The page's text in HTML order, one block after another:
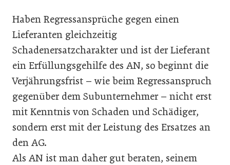
Haben Regressansprüche gegen einen
Lieferanten gleich­zeitig
Schadenersatzcharakter und ist der Lieferant
ein Erfüllungs­gehilfe des AN, so beginnt die
Verjährungsfrist – wie beim Regress­anspruch
gegenüber dem Subunternehmer – nicht erst
mit Kenntnis­ von Schaden und Schädiger,
sondern erst mit der Leistung­ des Ersatzes an
den AG.
Als AN ist man daher gut beraten,­ seinem